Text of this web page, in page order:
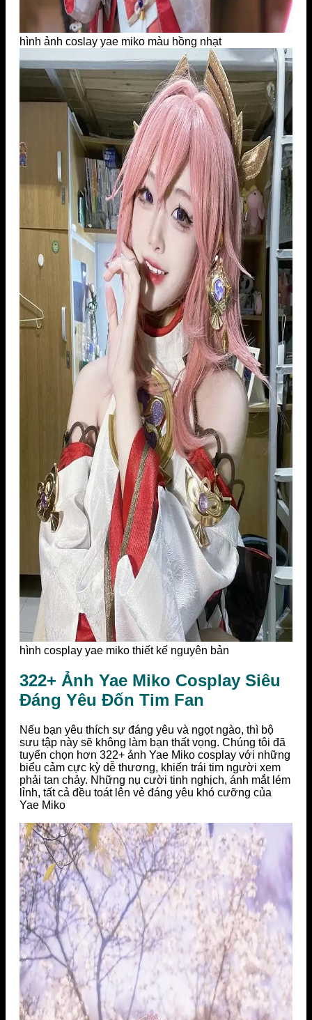
hình ảnh coslay yae miko màu hồng nhạt
hình cosplay yae miko thiết kế nguyên bản
322+ Ảnh Yae Miko Cosplay Siêu
Đáng Yêu Đốn Tim Fan
Nếu bạn yêu thích sự đáng yêu và ngọt ngào, thì bộ
sưu tập này sẽ không làm bạn thất vọng. Chúng tôi đã
tuyển chọn hơn 322+ ảnh Yae Miko cosplay với những
biểu cảm cực kỳ dễ thương, khiến trái tim người xem
phải tan chảy. Những nụ cười tinh nghịch, ánh mắt lém
lỉnh, tất cả đều toát lên vẻ đáng yêu khó cưỡng của
Yae Miko